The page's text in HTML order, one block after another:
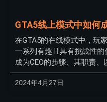
GTA5线上模式中如何
在GTA5的在线模式中，玩
一系列有趣且具有挑战性
成为CEO的步骤、其职责、
2024年4月27日